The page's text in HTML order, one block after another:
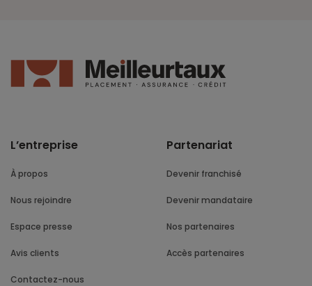
L’entreprise
À propos
Nous rejoindre
Espace presse
Avis clients
Contactez-nous
Partenariat
Devenir franchisé
Devenir mandataire
Nos partenaires
Accès partenaires